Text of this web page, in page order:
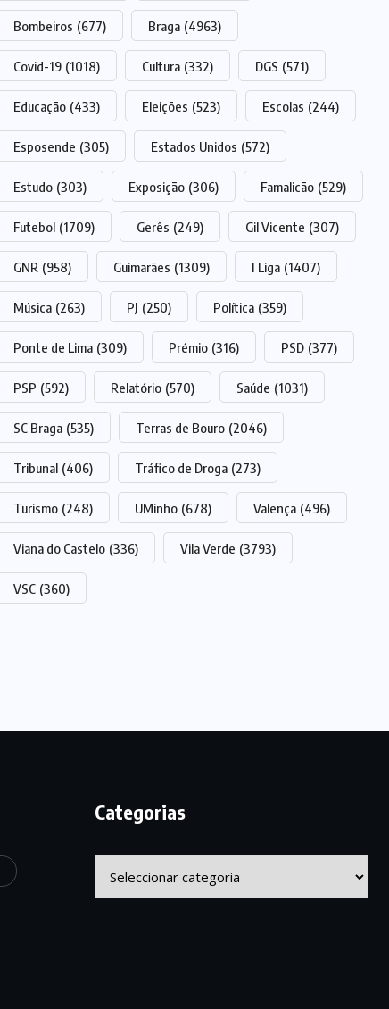
Bombeiros (677) Braga (4963)
Covid-19 (1018) Cultura (332) DGS (571)
Educação (433) Eleições (523) Escolas (244)
Esposende (305) Estados Unidos (572)
Estudo (303) Exposição (306) Famalicão (529)
Futebol (1709) Gerês (249) Gil Vicente (307)
GNR (958) Guimarães (1309) I Liga (1407)
Música (263) PJ (250) Política (359)
Ponte de Lima (309) Prémio (316) PSD (377)
PSP (592) Relatório (570) Saúde (1031)
SC Braga (535) Terras de Bouro (2046)
Tribunal (406) Tráfico de Droga (273)
Turismo (248) UMinho (678) Valença (496)
Viana do Castelo (336) Vila Verde (3793)
VSC (360)
Categorias